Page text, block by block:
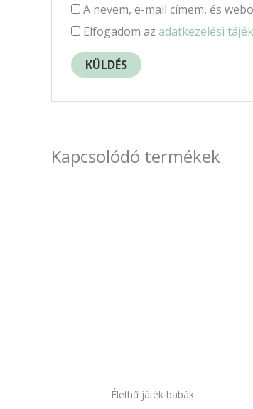
A nevem, e-mail címem, és
Elfogadom az adatkezelési
Kapcsolódó termékek
Élethű játék babák